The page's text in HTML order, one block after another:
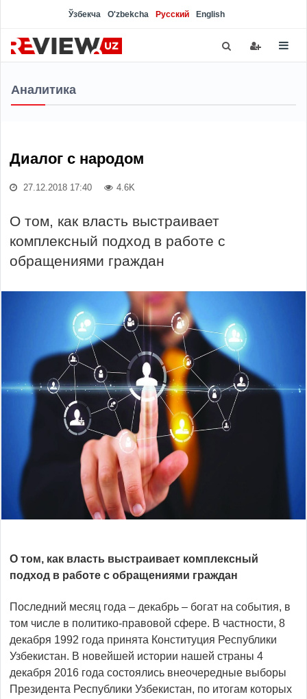
Ўзбекча O'zbekcha Русский English
Аналитика
Диалог с народом
27.12.2018 17:40 4.6K
О том, как власть выстраивает
комплексный подход в работе с
обращениями граждан
О том, как власть выстраивает комплексный
подход в работе с обращениями граждан
Последний месяц года – декабрь – богат на события, в
том числе в политико-правовой сфере. В частности, 8
декабря 1992 года принята Конституция Республики
Узбекистан. В новейшей истории нашей страны 4
декабря 2016 года состоялись внеочередные выборы
Президента Республики Узбекистан, по итогам которых